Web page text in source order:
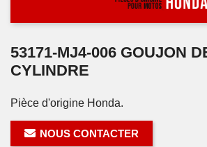
53171-MJ4-006 GOUJON
CYLINDRE
Pièce d'origine Honda.
NOUS CONTACTER